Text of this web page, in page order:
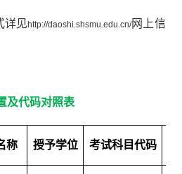
详见http://daoshi.shsmu.edu.cn/网上信
及代码对照表
称 授予学位 考试科目代码